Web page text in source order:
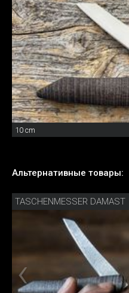
10 cm
Альтернативные товары:
TASCHENMESSER DAMAST